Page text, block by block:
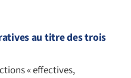
au titre des trois
« effectives,